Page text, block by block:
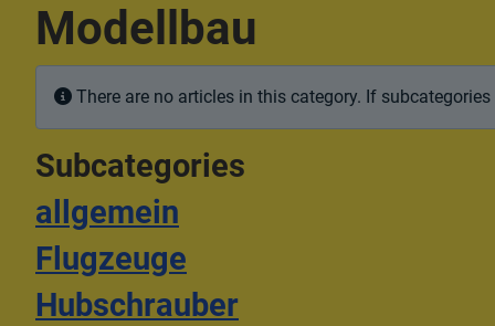
Modellbau
Info
There are no articles in this category. If
Subcategories
allgemein
Flugzeuge
Hubschrauber